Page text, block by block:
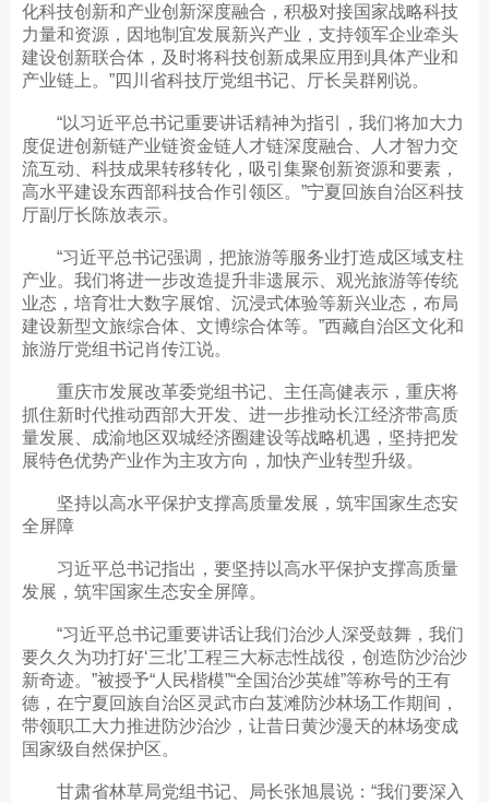
化科技创新和产业创新深度融合，积极对接国家战略科技
力量和资源，因地制宜发展新兴产业，支持领军企业牵头
建设创新联合体，及时将科技创新成果应用到具体产业和
产业链上。”四川省科技厅党组书记、厅长吴群刚说。
“以习近平总书记重要讲话精神为指引，我们将加大力
度促进创新链产业链资金链人才链深度融合、人才智力交
流互动、科技成果转移转化，吸引集聚创新资源和要素，
高水平建设东西部科技合作引领区。”宁夏回族自治区科技
厅副厅长陈放表示。
“习近平总书记强调，把旅游等服务业打造成区域支柱
产业。我们将进一步改造提升非遗展示、观光旅游等传统
业态，培育壮大数字展馆、沉浸式体验等新兴业态，布局
建设新型文旅综合体、文博综合体等。”西藏自治区文化和
旅游厅党组书记肖传江说。
重庆市发展改革委党组书记、主任高健表示，重庆将
抓住新时代推动西部大开发、进一步推动长江经济带高质
量发展、成渝地区双城经济圈建设等战略机遇，坚持把发
展特色优势产业作为主攻方向，加快产业转型升级。
坚持以高水平保护支撑高质量发展，筑牢国家生态安
全屏障
习近平总书记指出，要坚持以高水平保护支撑高质量
发展，筑牢国家生态安全屏障。
“习近平总书记重要讲话让我们治沙人深受鼓舞，我们
要久久为功打好‘三北’工程三大标志性战役，创造防沙治沙
新奇迹。”被授予“人民楷模”“全国治沙英雄”等称号的王有
德，在宁夏回族自治区灵武市白芨滩防沙林场工作期间，
带领职工大力推进防沙治沙，让昔日黄沙漫天的林场变成
国家级自然保护区。
甘肃省林草局党组书记、局长张旭晨说：“我们要深入